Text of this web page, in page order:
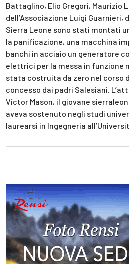
Battaglino, Elio Gregori, Maurizio
dell’Associazione Luigi Guarnieri,
Sierra Leone sono stati montati
la panificazione, una macchina
banchi in acciaio un generatore
elettrici per la messa in funzione
stata costruita da zero nel corso
concesso dai padri Salesiani.
Victor Mason, il giovane
aveva sostenuto negli studi
laurearsi in Ingegneria